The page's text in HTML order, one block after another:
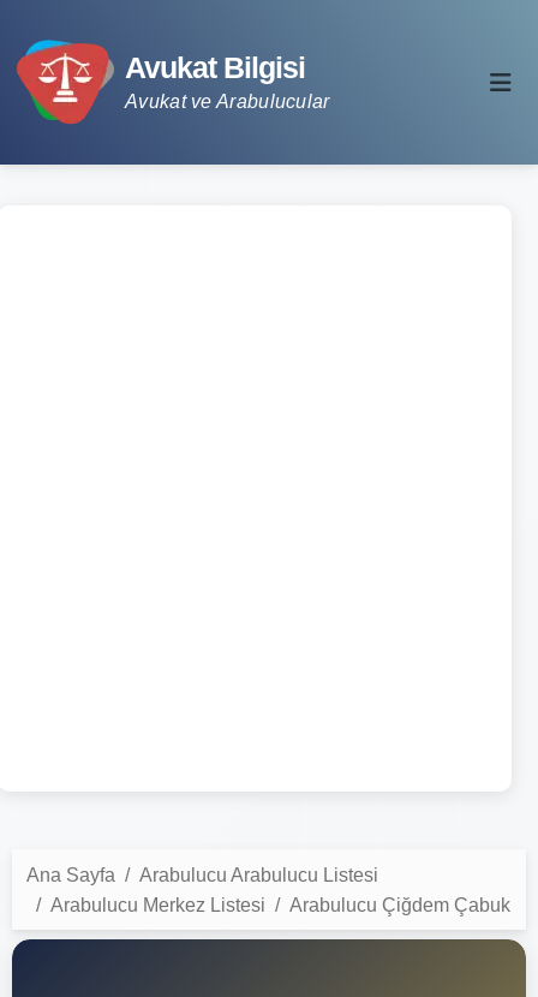
Avukat Bilgisi
Avukat ve Arabulucular
Ana Sayfa
Arabulucu Arabulucu Listesi
Arabulucu Merkez Listesi
Arabulucu Çiğdem Çabuk